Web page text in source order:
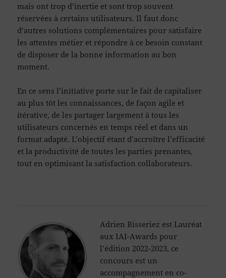
mais ont trop d’inertie et sont trop souvent
réservées à certains utilisateurs. Il faut donc
d’autres solutions complémentaires pour satisfaire
les attentes métier et répondre à ce besoin constant
de disposer de la bonne information au bon
moment.
En ce sens l’initiative porte sur le fait de capitaliser
au plus tôt les connaissances, de façon agile et
itérative, de les partager largement à tous les
utilisateurs concernés en temps réel et dans un
format adapté. L’objectif étant d’accroître l’efficacité
et la productivité de toutes les parties prenantes,
tout en optimisant la satisfaction collaborateurs.
Adrien Bisseriez est Lauréat
aux IAI-Awards pour
l’édition 2022-2023, ce
concours est un
accompagnement en co-